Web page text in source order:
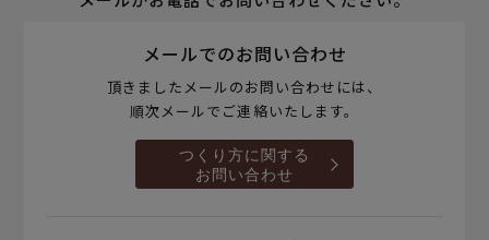
メールでのお問い合わせ
頂きましたメールのお問い合わせには、
順次メールでご連絡いたします。
つくり方に関する
お問い合わせ